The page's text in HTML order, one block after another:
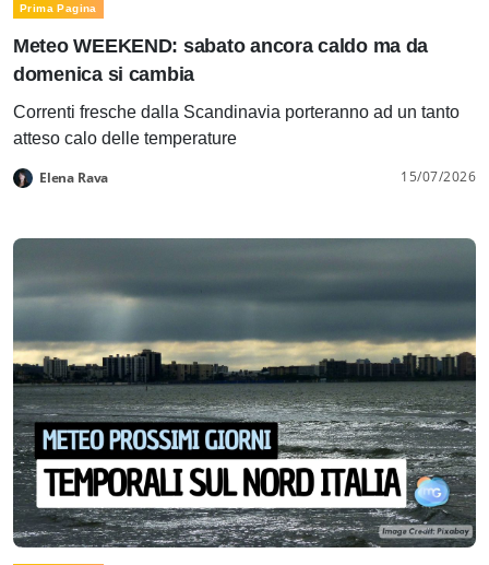
Prima Pagina
Meteo WEEKEND: sabato ancora caldo ma da
domenica si cambia
Correnti fresche dalla Scandinavia porteranno ad un tanto
atteso calo delle temperature
Elena Rava 15/07/2026